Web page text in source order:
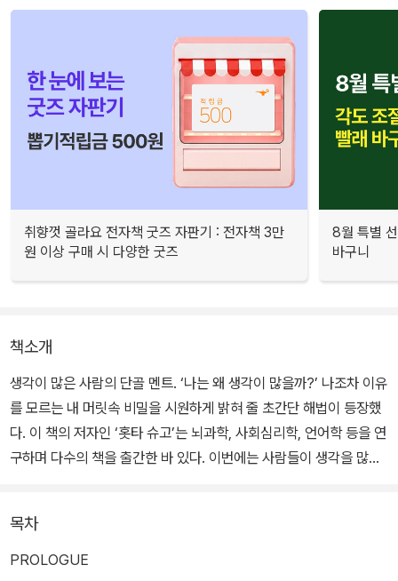
취향껏 골라요 전자책 굿즈 자판기 : 전자책 3만
원 이상 구매 시 다양한 굿즈
8월 특별
바구니
책소개
생각이 많은 사람의 단골 멘트. ‘나는 왜 생각이 많을까?’ 나조차 이유
를 모르는 내 머릿속 비밀을 시원하게 밝혀 줄 초간단 해법이 등장했
다. 이 책의 저자인 ‘홋타 슈고’는 뇌과학, 사회심리학, 언어학 등을 연
구하며 다수의 책을 출간한 바 있다. 이번에는 사람들이 생각을 많이
본문은 다음과 같이 구성되었다. 먼저 생각을 많이 하게 되는 이유와
목차
PROLOGUE